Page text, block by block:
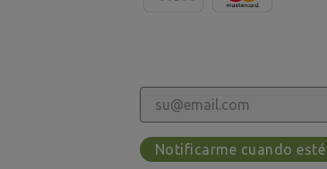
Notificarme cuando